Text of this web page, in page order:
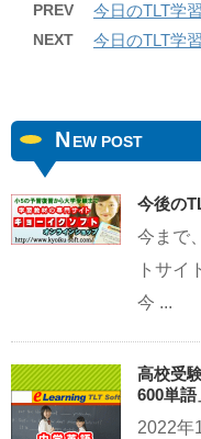
PREV 今日のTLT学
NEXT 今日のTLT学
N EW POST
今後の
今まで
トサイ
今 ...
高校受
600単語
2022